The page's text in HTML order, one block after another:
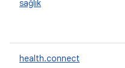
sağlık
health.connect